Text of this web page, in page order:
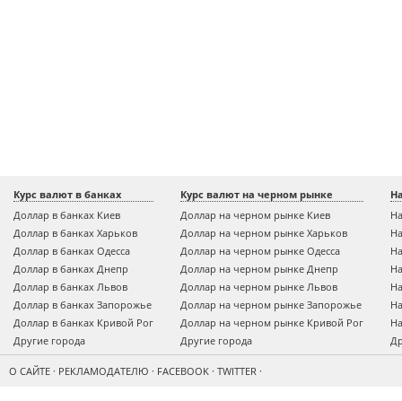
Курс валют в банках
Доллар в банках Киев
Доллар в банках Харьков
Доллар в банках Одесса
Доллар в банках Днепр
Доллар в банках Львов
Доллар в банках Запорожье
Доллар в банках Кривой Рог
Другие города
Курс валют на черном рынке
Доллар на черном рынке Киев
Доллар на черном рынке Харьков
Доллар на черном рынке Одесса
Доллар на черном рынке Днепр
Доллар на черном рынке Львов
Доллар на черном рынке Запорожье
Доллар на черном рынке Кривой Рог
Другие города
О САЙТЕ · РЕКЛАМОДАТЕЛЮ · FACEBOOK · TWITTER ·